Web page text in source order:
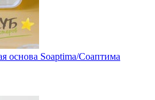
основа Soaptima/Соаптима